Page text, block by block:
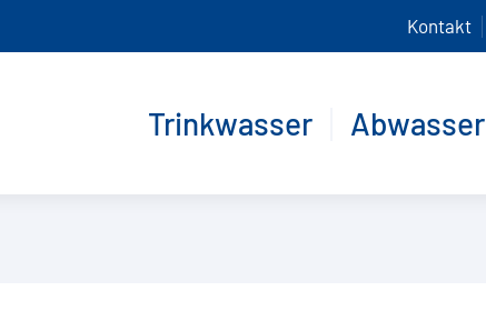
Kontakt
Trinkwasser Abwasser